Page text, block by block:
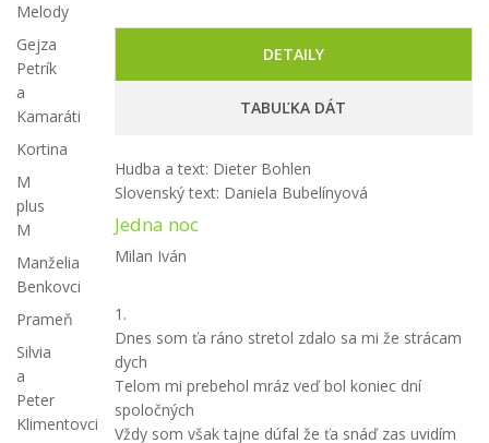
Melody
Gejza
Petrík
a
Kamaráti
Kortina
M
plus
M
Manželia
Benkovci
Prameň
Silvia
a
Peter
Klimentovci
DETAILY
TABUĽKA DÁT
Hudba a text: Dieter Bohlen
Slovenský text: Daniela Bubelínyová
Jedna noc
Milan Iván
1.
Dnes som ťa ráno stretol zdalo sa mi že strácam
dych
Telom mi prebehol mráz veď bol koniec dní
spoločných
Vždy som však tajne dúfal že ťa snáď zas uvidím